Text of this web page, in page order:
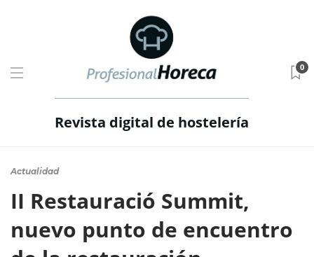
Revista digital de hostelería
0
Actualidad
II Restauració Summit,
nuevo punto de encuentro